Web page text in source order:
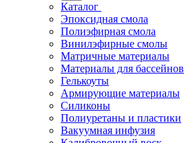
Каталог
Эпоксидная смола
Полиэфирная смола
Винилэфирные смолы
Матричные материалы
Материалы для бассейнов
Гелькоуты
Армирующие материалы
Силиконы
Полиуретаны и пластики
Вакуумная инфузия